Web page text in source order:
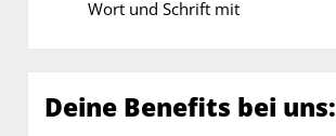
Wort und Schrift mit
Deine Benefits bei uns: